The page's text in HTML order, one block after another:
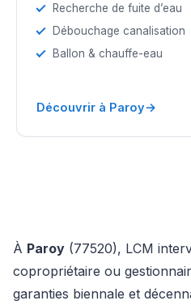
Recherche de fuite d’eau
Débouchage canalisation
Ballon & chauffe-eau
Découvrir à Paroy→
À Paroy (77520), LCM
copropriétaire ou
garanties biennale et